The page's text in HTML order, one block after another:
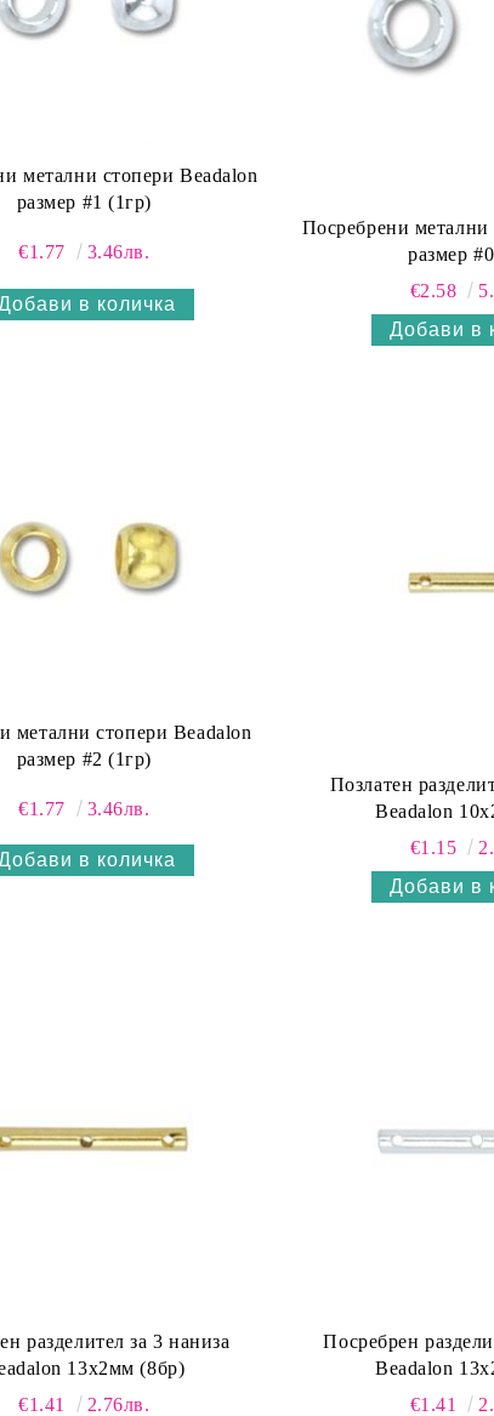
метални стопери Beadalon
размер #1 (1гр)
€1.77 3.46лв.
Посребрени метални
размер
€2.58
метални стопери Beadalon
размер #2 (1гр)
€1.77 3.46лв.
Позлатен
Beadalon
€1.15
разделител за 3 нанизa
13х2мм (8бр)
€1.41
2.76лв.
Посребрен
Beadalon
€1.41